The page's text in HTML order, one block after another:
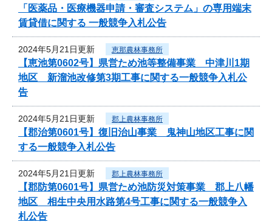
「医薬品・医療機器申請・審査システム」の専用端末
賃貸借に関する 一般競争入札公告
2024年5月21日更新 恵那農林事務所
【恵池第0602号】県営ため池等整備事業 中津川1期
地区 新溜池改修第3期工事に関する一般競争入札公
告
2024年5月21日更新 郡上農林事務所
【郡治第0601号】復旧治山事業 鬼神山地区工事に関
する一般競争入札公告
2024年5月21日更新 郡上農林事務所
【郡防第0601号】県営ため池防災対策事業 郡上八幡
地区 相生中央用水路第4号工事に関する一般競争入
札公告